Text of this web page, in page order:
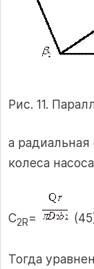
Рис. 11.
а радиальная
колеса насоса
С2R=
Тогда